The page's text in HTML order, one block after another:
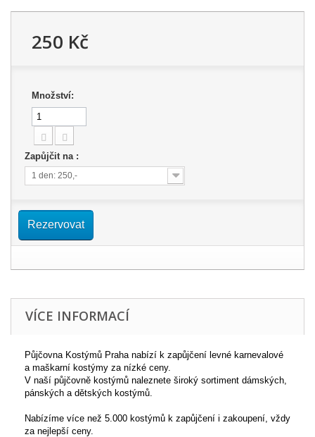
250 Kč
Množství:
Zapůjčit na :
1 den: 250,-
Rezervovat
VÍCE INFORMACÍ
Půjčovna Kostýmů Praha nabízí k zapůjčení levné karnevalové
a maškarní kostýmy za nízké ceny.
V naší půjčovně kostýmů naleznete široký sortiment dámských,
pánských a dětských kostýmů.
Nabízíme více než 5.000 kostýmů k zapůjčení i zakoupení, vždy
za nejlepší ceny.